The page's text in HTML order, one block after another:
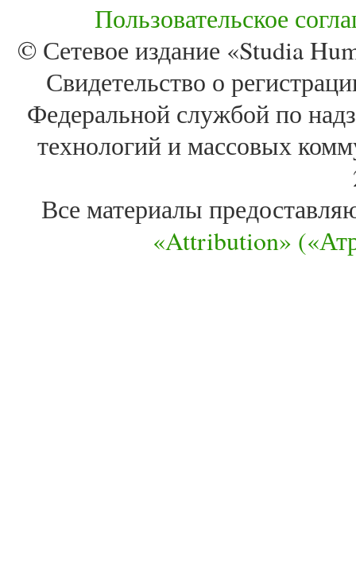
Пользовательское
© Сетевое издание «Studia
Свидетельство о
Федеральной службой по
технологий и массовых
Все материалы
«Attribution»